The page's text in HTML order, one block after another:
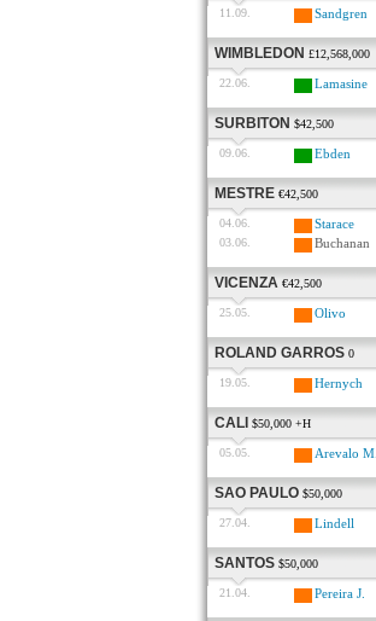
11.09. Sandgren
WIMBLEDON £12,568,000
22.06. Lamasine
SURBITON $42,500
09.06. Ebden
MESTRE €42,500
04.06. Starace
03.06. Buchanan
VICENZA €42,500
25.05. Olivo
ROLAND GARROS 0
19.05. Hernych
CALI $50,000 +H
05.05. Arevalo M.
SAO PAULO $50,000
27.04. Lindell
SANTOS $50,000
21.04. Pereira J.